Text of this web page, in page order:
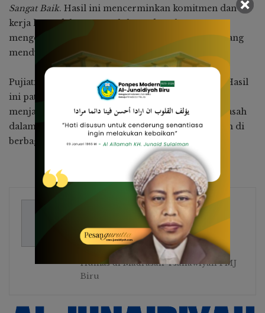
Sangat Baik. Hasil ini mencerminkan komitmen dan
kerja keras dalam mengelola madrasah serta
mengembangkan berbagai program pendidikan yang
mendukung kemajuan Santri dan tenaga pendidik.
Pujiati menyampaikan apresiasi atas capaian ini. “Hasil
ini patut disyukuri dan ditingkatkan. Capaian ini
menjadi bukti nyata dari usaha keras Kepala Madrasah
dalam mengembangkan dan memajukan madrasah di
berbagai bidang “ujarnya.
Vivi Harvina Ridwan
Posts
Humas di Madrasah Tsanawiyah PMJ
Biru